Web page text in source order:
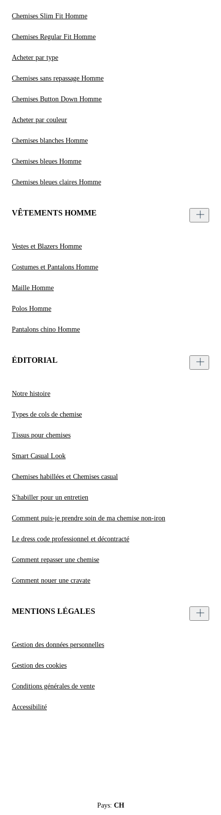
Chemises Slim Fit Homme
Chemises Regular Fit Homme
Acheter par type
Chemises sans repassage Homme
Chemises Button Down Homme
Acheter par couleur
Chemises blanches Homme
Chemises bleues Homme
Chemises bleues claires Homme
VÊTEMENTS HOMME
Vestes et Blazers Homme
Costumes et Pantalons Homme
Maille Homme
Polos Homme
Pantalons chino Homme
ÉDITORIAL
Notre histoire
Types de cols de chemise
Tissus pour chemises
Smart Casual Look
Chemises habillées et Chemises casual
S'habiller pour un entretien
Comment puis-je prendre soin de ma chemise non-iron
Le dress code professionnel et décontracté
Comment repasser une chemise
Comment nouer une cravate
MENTIONS LÉGALES
Gestion des données personnelles
Gestion des cookies
Conditions générales de vente
Accessibilité
Pays: CH